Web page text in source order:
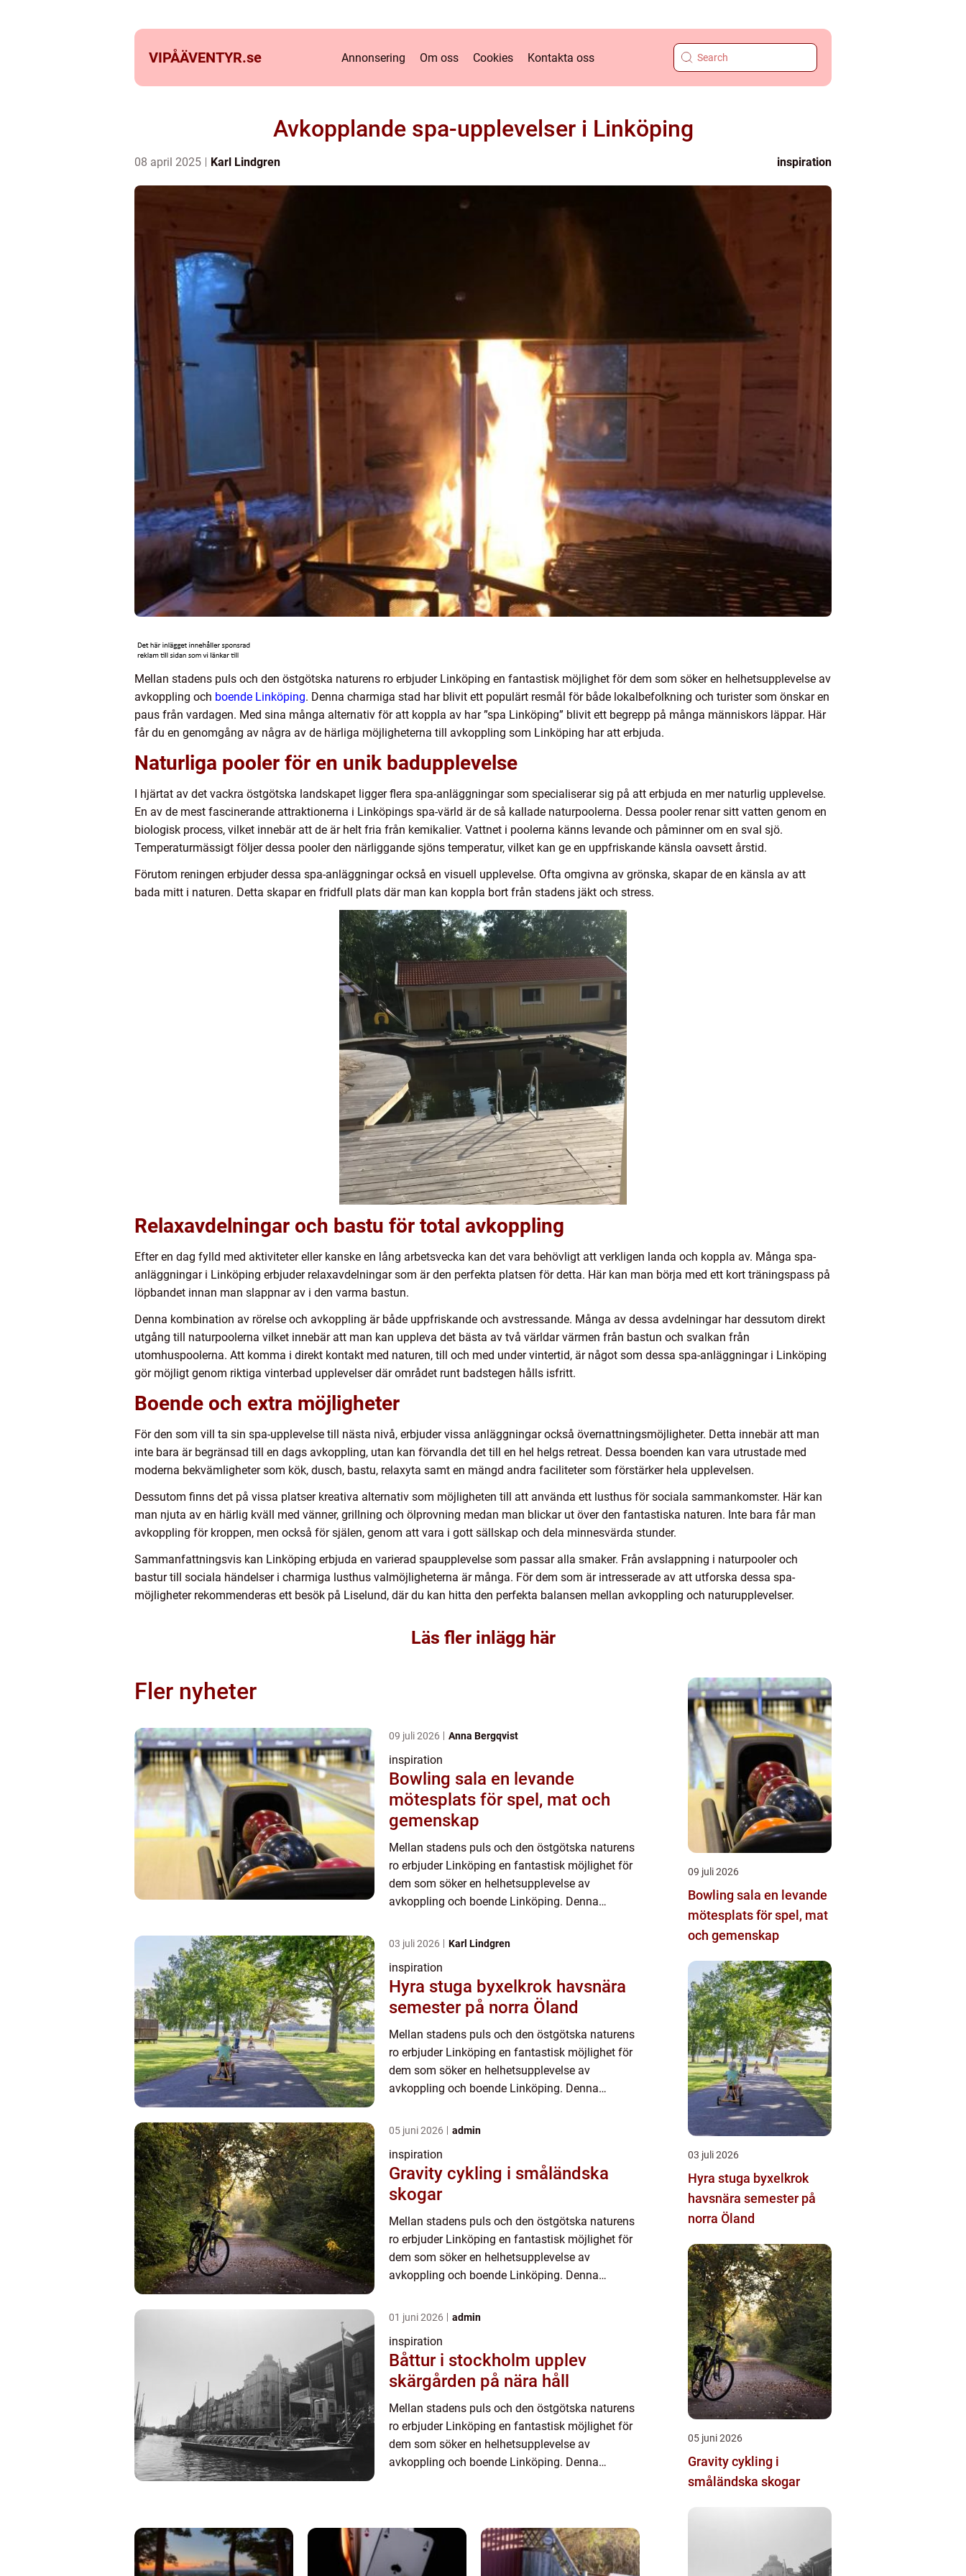
VIPÅÄVENTYR.se Annonsering Om oss Cookies Kontakta oss
Avkopplande spa-upplevelser i Linköping
08 april 2025 Karl Lindgren inspiration
Mellan stadens puls och den östgötska naturens ro erbjuder Linköping en fantastisk möjlighet för dem som söker en helhetsupplevelse av
avkoppling och boende Linköping. Denna charmiga stad har blivit ett populärt resmål för både lokalbefolkning och turister som önskar en
paus från vardagen. Med sina många alternativ för att koppla av har ”spa Linköping” blivit ett begrepp på många människors läppar. Här
får du en genomgång av några av de härliga möjligheterna till avkoppling som Linköping har att erbjuda.
Naturliga pooler för en unik badupplevelse
I hjärtat av det vackra östgötska landskapet ligger flera spa-anläggningar som specialiserar sig på att erbjuda en mer naturlig upplevelse.
En av de mest fascinerande attraktionerna i Linköpings spa-värld är de så kallade naturpoolerna. Dessa pooler renar sitt vatten genom en
biologisk process, vilket innebär att de är helt fria från kemikalier. Vattnet i poolerna känns levande och påminner om en sval sjö.
Temperaturmässigt följer dessa pooler den närliggande sjöns temperatur, vilket kan ge en uppfriskande känsla oavsett årstid.
Förutom reningen erbjuder dessa spa-anläggningar också en visuell upplevelse. Ofta omgivna av grönska, skapar de en känsla av att
bada mitt i naturen. Detta skapar en fridfull plats där man kan koppla bort från stadens jäkt och stress.
Relaxavdelningar och bastu för total avkoppling
Efter en dag fylld med aktiviteter eller kanske en lång arbetsvecka kan det vara behövligt att verkligen landa och koppla av. Många spa-
anläggningar i Linköping erbjuder relaxavdelningar som är den perfekta platsen för detta. Här kan man börja med ett kort träningspass på
löpbandet innan man slappnar av i den varma bastun.
Denna kombination av rörelse och avkoppling är både uppfriskande och avstressande. Många av dessa avdelningar har dessutom direkt
utgång till naturpoolerna vilket innebär att man kan uppleva det bästa av två världar värmen från bastun och svalkan från
utomhuspoolerna. Att komma i direkt kontakt med naturen, till och med under vintertid, är något som dessa spa-anläggningar i Linköping
gör möjligt genom riktiga vinterbad upplevelser där området runt badstegen hålls isfritt.
Boende och extra möjligheter
För den som vill ta sin spa-upplevelse till nästa nivå, erbjuder vissa anläggningar också övernattningsmöjligheter. Detta innebär att man
inte bara är begränsad till en dags avkoppling, utan kan förvandla det till en hel helgs retreat. Dessa boenden kan vara utrustade med
moderna bekvämligheter som kök, dusch, bastu, relaxyta samt en mängd andra faciliteter som förstärker hela upplevelsen.
Dessutom finns det på vissa platser kreativa alternativ som möjligheten till att använda ett lusthus för sociala sammankomster. Här kan
man njuta av en härlig kväll med vänner, grillning och ölprovning medan man blickar ut över den fantastiska naturen. Inte bara får man
avkoppling för kroppen, men också för själen, genom att vara i gott sällskap och dela minnesvärda stunder.
Sammanfattningsvis kan Linköping erbjuda en varierad spaupplevelse som passar alla smaker. Från avslappning i naturpooler och
bastur till sociala händelser i charmiga lusthus valmöjligheterna är många. För dem som är intresserade av att utforska dessa spa-
möjligheter rekommenderas ett besök på Liselund, där du kan hitta den perfekta balansen mellan avkoppling och naturupplevelser.
Läs fler inlägg här
Fler nyheter
09 juli 2026 Anna Bergqvist
inspiration
Bowling sala en levande
mötesplats för spel, mat och
gemenskap
Mellan stadens puls och den östgötska naturens
ro erbjuder Linköping en fantastisk möjlighet för
dem som söker en helhetsupplevelse av
avkoppling och boende Linköping. Denna
03 juli 2026 Karl Lindgren
inspiration
Hyra stuga byxelkrok havsnära
semester på norra Öland
Mellan stadens puls och den östgötska naturens
ro erbjuder Linköping en fantastisk möjlighet för
dem som söker en helhetsupplevelse av
avkoppling och boende Linköping. Denna
05 juni 2026 admin
inspiration
Gravity cykling i småländska
skogar
Mellan stadens puls och den östgötska naturens
ro erbjuder Linköping en fantastisk möjlighet för
dem som söker en helhetsupplevelse av
avkoppling och boende Linköping. Denna
01 juni 2026 admin
inspiration
Båttur i stockholm upplev
skärgården på nära håll
Mellan stadens puls och den östgötska naturens
ro erbjuder Linköping en fantastisk möjlighet för
dem som söker en helhetsupplevelse av
avkoppling och boende Linköping. Denna
09 juli 2026
Bowling sala en levande
mötesplats för spel, mat
och gemenskap
03 juli 2026
Hyra stuga byxelkrok
havsnära semester på
norra Öland
05 juni 2026
Gravity cykling i
småländska skogar